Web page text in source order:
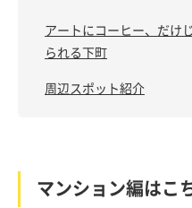
アートにコーヒー、だけ
られる下町
周辺スポット紹介
マンション編はこ